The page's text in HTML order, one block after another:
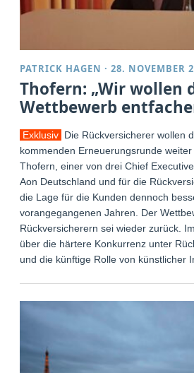
PATRICK HAGEN ·28. NOVEMBER
Thofern: „Wir wollen
Wettbewerb
Exklusiv Die Rückversicherer wollen
kommenden Erneuerungsrunde
Thofern, einer von drei Chief
Aon Deutschland und für die
die Lage für die Kunden dennoch
vorangegangenen Jahren. Der
Rückversicherern sei wieder zurück.
über die härtere Konkurrenz unter
und die künftige Rolle von künstlicher